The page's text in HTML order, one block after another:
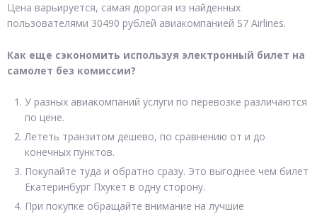
Цена варьируется, самая дорогая из найденных
пользователями 30490 рублей авиакомпанией S7 Airlines.
Как еще сэкономить используя электронный билет на
самолет без комиссии?
У разных авиакомпаний услуги по перевозке различаются
по цене.
Лететь транзитом дешево, по сравнению от и до
конечных пунктов.
Покупайте туда и обратно сразу. Это выгоднее чем билет
Екатеринбург Пхукет в одну сторону.
При покупке обращайте внимание на лучшие